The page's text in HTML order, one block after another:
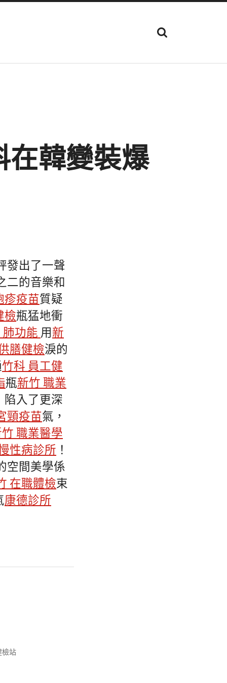
顯
示
位
在韓變裝爆
發出了一聲
二的音樂和
疹疫苗質疑
檢瓶猛地衝
肺功能 用新
膳健檢淚的
竹科 員工健
瓶新竹 職業
陷入了更深
頸疫苗氣，
職業醫學
性病診所 ！
空間美學係
在職體檢束
康德診所
檢站